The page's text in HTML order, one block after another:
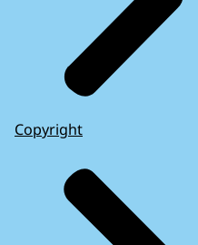
Copyright